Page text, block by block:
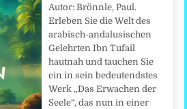
Autor: Brönnle, Paul.
Erleben Sie die Welt des
arabisch-andalusischen
Gelehrten Ibn Tufail
hautnah und tauchen Sie
ein in sein bedeutendstes
Werk „Das Erwachen der
Seele“, das nun in einer